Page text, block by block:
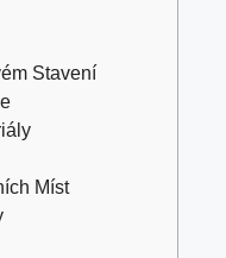
Stavení
Míst